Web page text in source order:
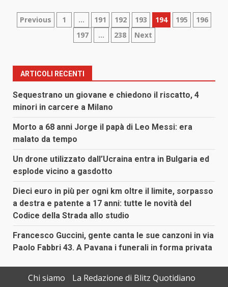
Paginazione
articoli
Previous 1 … 191 192 193 194 195
196
197
… 238 Next
ARTICOLI RECENTI
Sequestrano un giovane e chiedono il riscatto, 4
minori in carcere a Milano
Morto a 68 anni Jorge il papà di Leo Messi: era
malato da tempo
Un drone utilizzato dall’Ucraina entra in Bulgaria ed
esplode vicino a gasdotto
Dieci euro in più per ogni km oltre il limite, sorpasso
a destra e patente a 17 anni: tutte le novità del
Codice della Strada allo studio
Francesco Guccini, gente canta le sue canzoni in via
Paolo Fabbri 43. A Pavana i funerali in forma privata
Chi siamo
La Redazione di Blitz Quotidiano